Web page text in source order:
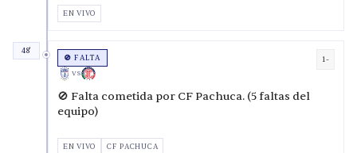
EN VIVO
48'
🚫 FALTA
VS
1-
🚫 Falta cometida por CF Pachuca. (5 faltas del
equipo)
EN VIVO CF PACHUCA